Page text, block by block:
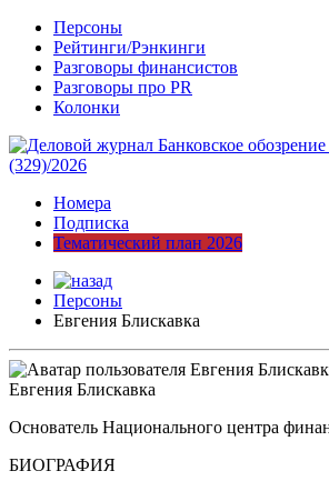
Персоны
Рейтинги/Рэнкинги
Разговоры финансистов
Разговоры про PR
Колонки
Номера
Подписка
Тематический план 2026
Персоны
Евгения Блискавка
Евгения Блискавка
Основатель Национального центра
БИОГРАФИЯ